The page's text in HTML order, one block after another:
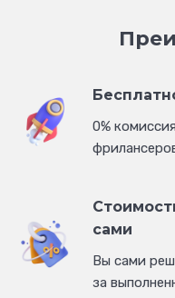
0%
сами
Вы сами
за